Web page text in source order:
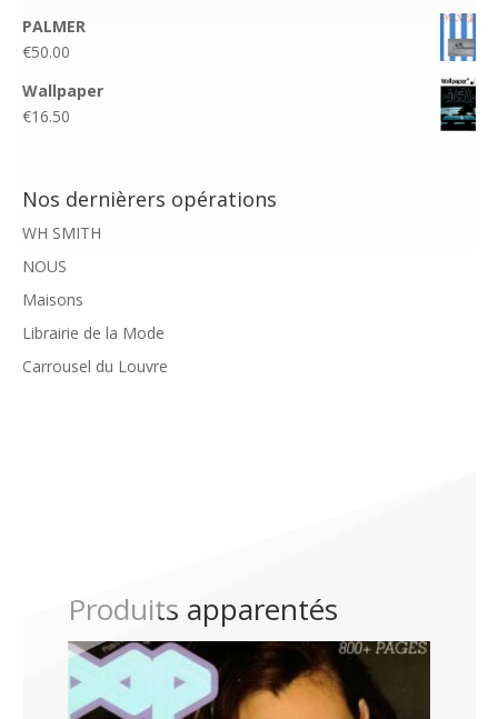
PALMER
€50.00
Wallpaper
€16.50
Nos dernièrers opérations
WH SMITH
NOUS
Maisons
Librairie de la Mode
Carrousel du Louvre
Produits apparentés